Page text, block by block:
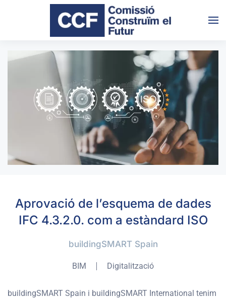
Skip to main content
Aprovació de l’esquema de dades
IFC 4.3.2.0. com a estàndard ISO
buildingSMART Spain
BIM Digitalització
buildingSMART Spain i buildingSMART International tenim